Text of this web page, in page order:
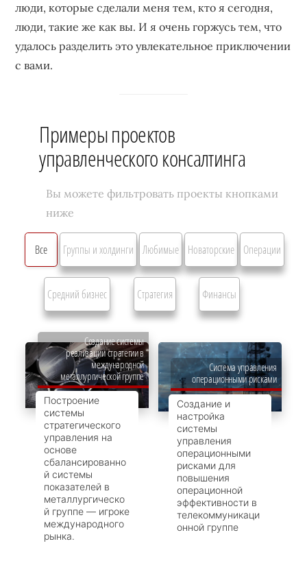
люди, которые сделали меня тем, кто я сегодня,
люди, такие же как вы. И я очень горжусь тем, что
удалось разделить это увлекательное приключении
с вами.
Примеры проектов
управленческого консалтинга
Вы можете фильтровать проекты кнопками
ниже
Все Группы и холдинги Любимые Новаторские Операции
Средний бизнес Стратегия Финансы
Создание системы
реализации стратегии в
международной
металлургической группе
Построение
системы
стратегического
управления на
основе
сбалансированно
й системы
показателей в
металлургическо
й группе — игроке
международного
рынка.
Система управления
операционными рисками
Создание и
настройка
системы
управления
операционными
рисками для
повышения
операционной
эффективности в
телекоммуникаци
онной группе